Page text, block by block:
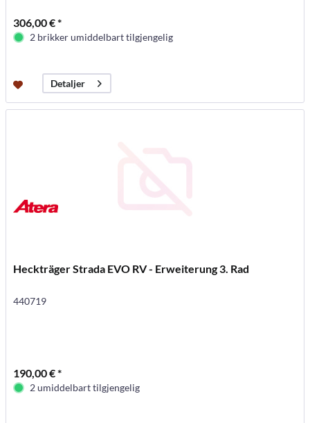
306,00 € *
2 brikker umiddelbart tilgjengelig
Detaljer
Heckträger Strada EVO RV - Erweiterung 3. Rad
440719
190,00 € *
2 umiddelbart tilgjengelig